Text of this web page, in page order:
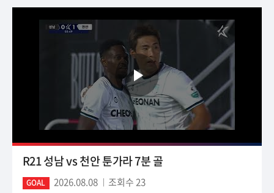
R21 성남 vs 천안 툰가라 7분 골
GOAL 2026.08.08 조회수 23